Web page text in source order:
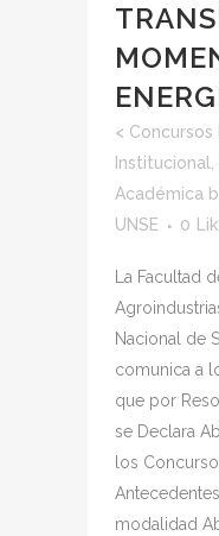
<
Institucional,
Académica
UNSE
0
La Facultad
Nacional de
comunica a
que por
se Declara
los
modalidad